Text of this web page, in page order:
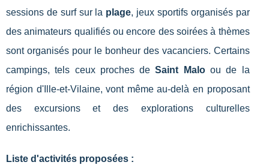
sessions de surf sur la plage, jeux sportifs organisés par
des animateurs qualifiés ou encore des soirées à thèmes
sont organisés pour le bonheur des vacanciers. Certains
campings, tels ceux proches deSaint Maloou de la
région d'Ille-et-Vilaine, vont même au-delà en proposant
des excursions et des explorations culturelles
enrichissantes.
Liste d'activités proposées :